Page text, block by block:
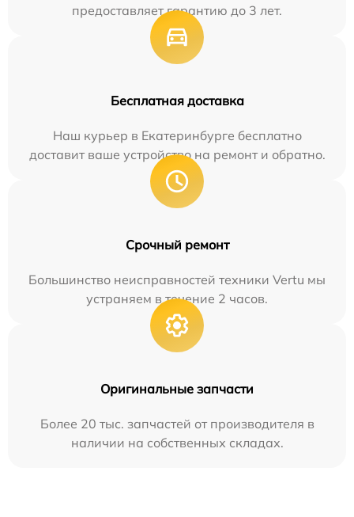
предоставляет гарантию до 3 лет.
Бесплатная доставка
Наш курьер в Екатеринбурге бесплатно
доставит ваше устройство на ремонт и обратно.
Срочный ремонт
Большинство неисправностей техники Vertu мы
устраняем в течение 2 часов.
Оригинальные запчасти
Более 20 тыс. запчастей от производителя в
наличии на собственных складах.